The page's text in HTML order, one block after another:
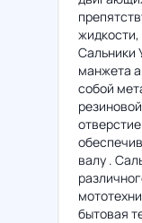
жидкости,
Сальники
манжета
собой
валу .
бытовая